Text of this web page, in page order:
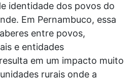
identidade dos povos do
Em Pernambuco, essa
entre povos,
e entidades
em um impacto muito
rurais onde a